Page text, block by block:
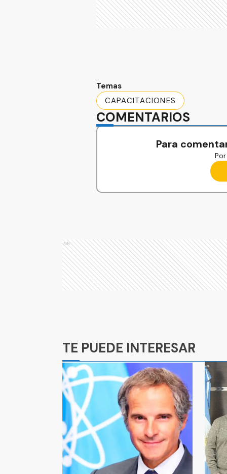
Temas
CAPACITACIONES
COMENTARIOS
Para
Ads
TE PUEDE INTERESAR